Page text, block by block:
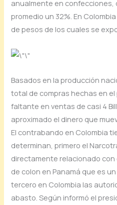
anualmente en confecciones,
promedio un 32%. En
de pesos de los cuales se
Basados en la producción
total de compras hechas en
faltante en ventas de casi 4
aproximado el dinero que
El contrabando en Colombia
determinan, primero el
directamente relacionado
de colon en Panamá que es
tercero en Colombia las
abasto. Según informó el